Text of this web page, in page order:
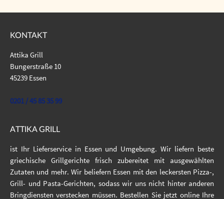
KONTAKT
Attika Grill
Bungerstraße 10
45239 Essen
0201 / 45 85 35 99
ATTIKA GRILL
ist Ihr Lieferservice in Essen und Umgebung. Wir liefern beste
griechische Grillgerichte frisch zubereitet mit ausgewählten
Zutaten und mehr. Wir beliefern Essen mit den leckersten Pizza-,
Grill- und Pasta-Gerichten, sodass wir uns nicht hinter anderen
Bringdiensten verstecken müssen. Bestellen Sie jetzt online Ihre